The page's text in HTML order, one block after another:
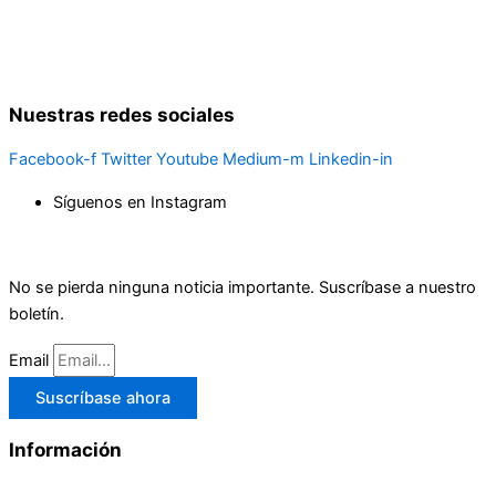
Nuestras redes sociales
Facebook-f Twitter Youtube Medium-m Linkedin-in
Síguenos en Instagram
No se pierda ninguna noticia importante. Suscríbase a nuestro
boletín.
Email
Suscríbase ahora
Información